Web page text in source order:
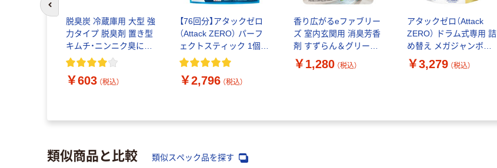
脱臭炭 冷蔵庫用 大型 強
力タイプ 脱臭剤 置き型
キムチ・ニンニク臭にも
効く 1個 エステー
￥603 （税込）
【76回分】アタックゼロ
（Attack ZERO） パーフ
ェクトスティック 1個
（76本入） 衣料用洗剤 花
￥2,796 （税込）
香り広がるeファブリー
ズ 室内玄関用 消臭芳香
剤 すずらん＆グリーン
ブーケ プラグ本体＋付
替1回分 1個 P＆G
￥1,280 （税込）
アタックゼロ（Attack
ZERO） ドラム式専用 詰
め替え メガジャンボ
2300g 1個 洗濯洗剤 花
王
￥3,279 （税込）
前のスライドへ
類似商品と比較 類似スペック品を探す